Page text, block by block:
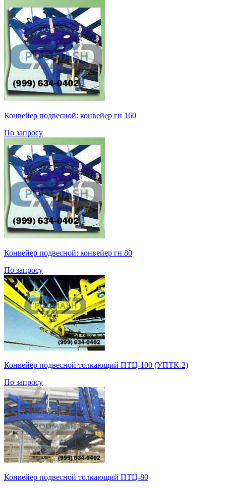
Конвейер подвесной: конвейер гн 160
По запросу
Конвейер подвесной: конвейер гн 80
По запросу
Конвейер подвесной толкающий ПТЦ-100 (УПТК-2)
По запросу
Конвейер подвесной толкающий ПТЦ-80